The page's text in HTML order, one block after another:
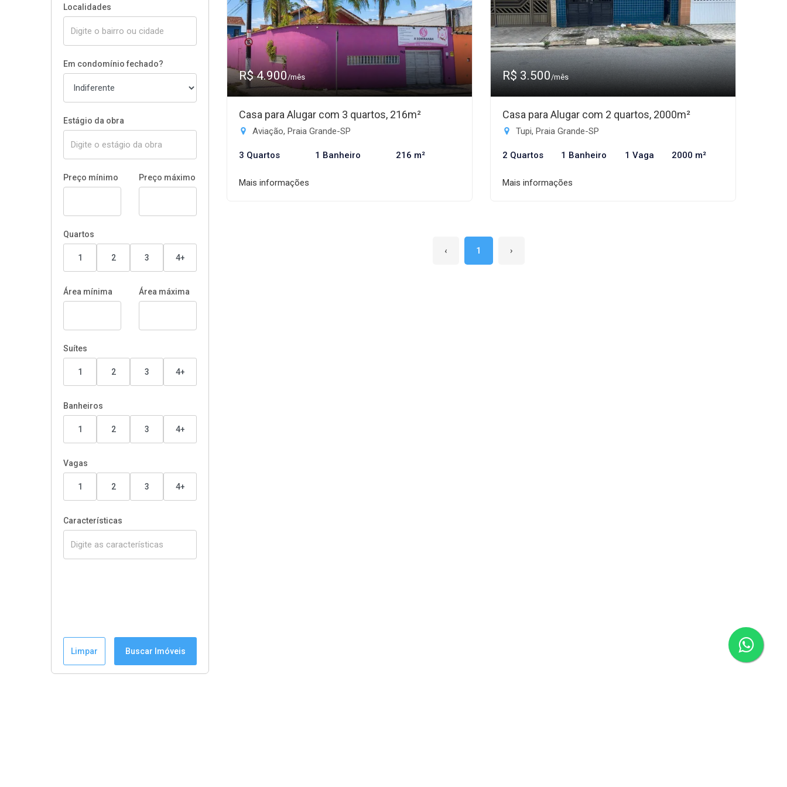
Localidades
Em condomínio fechado?
Estágio da obra
Preço mínimo Preço máximo
Quartos
1 2 3 4+
Área mínima Área máxima
Suítes
1 2 3 4+
Banheiros
1 2 3 4+
Vagas
1 2 3 4+
Características
Limpar Buscar Imóveis
R$ 4.900/mês
Casa para Alugar com 3 quartos, 216m²
Aviação, Praia Grande-SP
3 Quartos 1 Banheiro 216 m²
Mais informações
R$ 3.500/mês
Casa para Alugar com 2 quartos, 2000m²
Tupi, Praia Grande-SP
2 Quartos 1 Banheiro 1 Vaga 2000 m²
Mais informações
‹ 1 ›